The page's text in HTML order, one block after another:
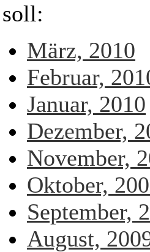
soll:
März, 2010
Februar,
Januar, 2010
Dezember,
November,
Oktober,
September,
August,